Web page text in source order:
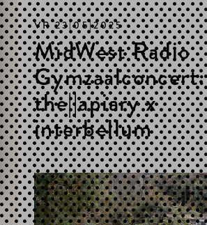
VR 23|05|2025
MidWest Radio
Gymzaalconcert:
the||apiary x
interbellum